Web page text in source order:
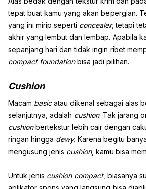
tepat buat kamu yang akan bepergian.
yang ini mirip seperti concealer, tetapi
akhir yang lembut dan lembap. Apabila
sepanjang hari dan tidak ingin ribet
compact foundationbisa jadi pilihan.
Cushion
Macam basicatau dikenal sebagai alas
selanjutnya, adalah cushion. Tak jarang
cushionbertekstur lebih cair dengan
ringan hingga dewy. Karena begitu
mengusung jenis cushion, kamu bisa
Untuk jenis cushion compact, biasanya